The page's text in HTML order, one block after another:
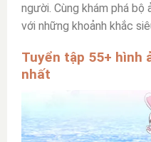
người. Cùng khám phá bộ
với những khoảnh khắc
Tuyển tập 55+ hình
nhất